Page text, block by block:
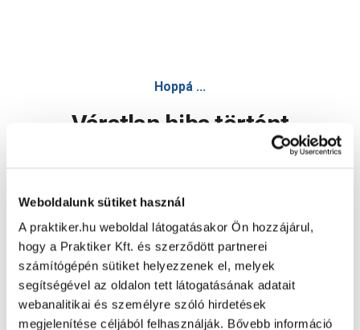
Weboldalunk sütiket használ
A praktiker.hu weboldal látogatásakor Ön hozzájárul,
hogy a Praktiker Kft. és szerződött partnerei
számítógépén sütiket helyezzenek el, melyek
segítségével az oldalon tett látogatásának adatait
webanalitikai és személyre szóló hirdetések
megjelenítése céljából felhasználják. Bővebb információ
Hoppá ...
Váratlan hiba történt
Oldal újratöltése